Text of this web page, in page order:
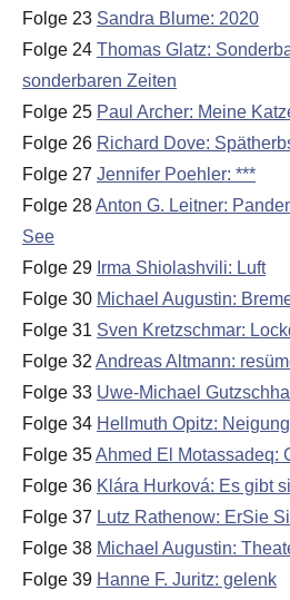
Folge 23 Sandra Blume: 2020
Folge 24 Thomas Glatz:
sonderbaren Zeiten
Folge 25 Paul Archer: Meine
Folge 26 Richard Dove:
Folge 27 Jennifer Poehler: ***
Folge 28Anton G. Leitner:
See
Folge 29 Irma Shiolashvili: Luft
Folge 30 Michael Augustin:
Folge 31 Sven Kretzschmar:
Folge 32 Andreas Altmann:
Folge 33 Uwe-Michael
Folge 34 Hellmuth Opitz:
Folge 35Ahmed El Motassadeq:
Folge 36 Klára Hurková: Es gibt
Folge 37 Lutz Rathenow: ErSie
Folge 38 Michael Augustin:
Folge 39 Hanne F. Juritz: gelenk